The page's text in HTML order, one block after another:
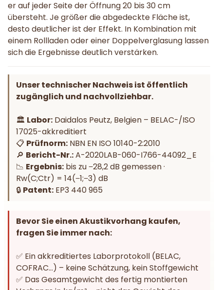
er auf jeder Seite der Öffnung 20 bis 30 cm
übersteht. Je größer die abgedeckte Fläche ist,
desto deutlicher ist der Effekt. In Kombination mit
einem Rollladen oder einer Doppelverglasung lassen
sich die Ergebnisse deutlich verstärken.
Unser technischer Nachweis ist öffentlich
zugänglich und nachvollziehbar.
🏛️ Labor: Daidalos Peutz, Belgien – BELAC-/ISO
17025-akkreditiert
📋 Prüfnorm: NBN EN ISO 10140-2:2010
🔎 Bericht-Nr.:A-2020LAB-060-I766-44092_E
📉 Ergebnis: bis zu −28,2 dB gemessen ·
Rw(C;Ctr) = 14(−1;−3) dB
🔒 Patent: EP3 440 965
Bevor Sie einen Akustikvorhang kaufen,
fragen Sie immer nach:
✅ Ein akkreditiertes Laborprotokoll (BELAC,
COFRAC…) – keine Schätzung, kein Stoffgewicht
✅ Das Gesamtgewicht des fertig montierten